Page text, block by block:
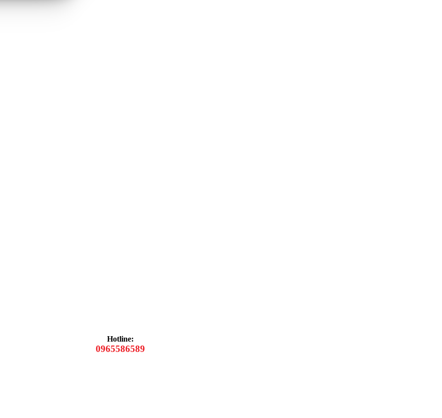
Hotline:
0965586589